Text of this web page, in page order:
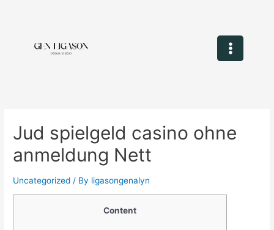
Jud spielgeld casino ohne
anmeldung Nett
Uncategorized / By ligasongenalyn
Content